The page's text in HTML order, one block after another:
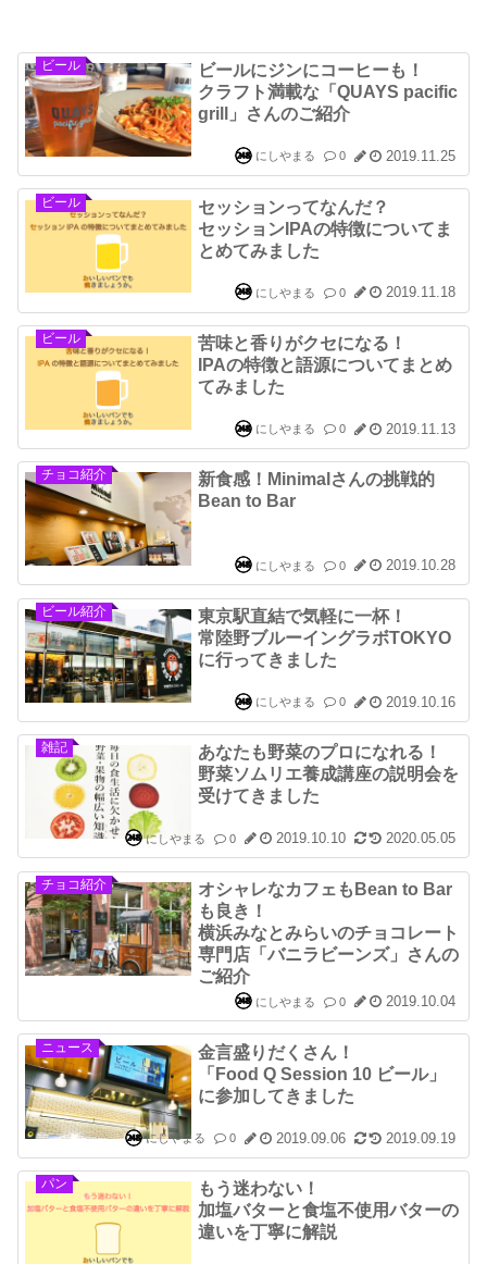
ビール
ビールにジンにコーヒーも！
クラフト満載な「QUAYS pacific
grill」さんのご紹介
2019.11.25
にしやまる 0
ビール
セッションってなんだ？
セッションIPAの特徴についてま
とめてみました
2019.11.18
にしやまる 0
ビール
苦味と香りがクセになる！
IPAの特徴と語源についてまとめ
てみました
2019.11.13
にしやまる 0
チョコ紹介
新食感！Minimalさんの挑戦的
Bean to Bar
2019.10.28
にしやまる 0
ビール紹介
東京駅直結で気軽に一杯！
常陸野ブルーイングラボTOKYO
に行ってきました
2019.10.16
にしやまる 0
雑記
あなたも野菜のプロになれる！
野菜ソムリエ養成講座の説明会を
受けてきました
2019.10.10 2020.05.05
にしやまる 0
チョコ紹介
オシャレなカフェもBean to Bar
も良き！
横浜みなとみらいのチョコレート
専門店「バニラビーンズ」さんの
ご紹介
2019.10.04
にしやまる 0
ニュース
金言盛りだくさん！
「Food Q Session 10 ビール」
に参加してきました
2019.09.06 2019.09.19
にしやまる 0
パン
もう迷わない！
加塩バターと食塩不使用バターの
違いを丁寧に解説